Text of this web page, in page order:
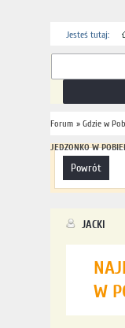
Jesteś tutaj:
Forum » Gdzie w
JEDZONKO W
powrót
JACKI
W